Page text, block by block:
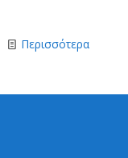
Περισσότερα